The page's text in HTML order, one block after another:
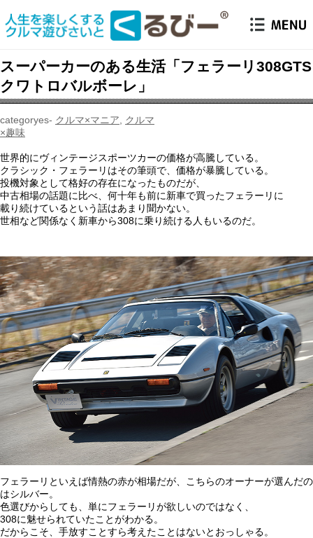
スーパーカーのある生活「フェラーリ308GTS
クワトロバルボーレ」
クルマ×マニア
クルマ
×趣味
世界的にヴィンテージスポーツカーの価格が高騰している。
クラシック・フェラーリはその筆頭で、価格が暴騰している。
投機対象として格好の存在になったものだが、
中古相場の話題に比べ、何十年も前に新車で買ったフェラーリに
載り続けているという話はあまり聞かない。
世相など関係なく新車から308に乗り続ける人もいるのだ。
フェラーリといえば情熱の赤が相場だが、こちらのオーナーが選んだの
はシルバー。
色選びからしても、単にフェラーリが欲しいのではなく、
308に魅せられていたことがわかる。
だからこそ、手放すことすら考えたことはないとおっしゃる。